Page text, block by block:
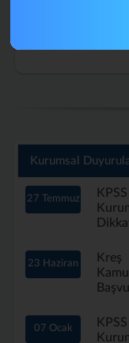
Kurumsal
27 Temmuz
23 Haziran
07 Ocak